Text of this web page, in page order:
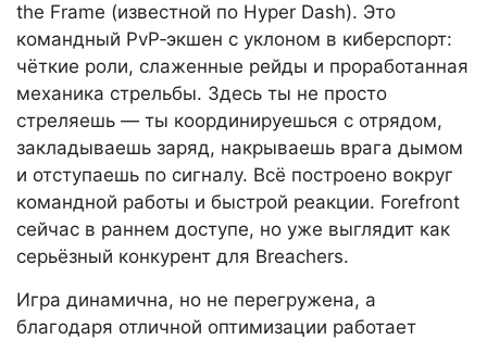
the Frame (известной по Hyper Dash). Это
командный PvP‑экшен с уклоном в киберспорт:
чёткие роли, слаженные рейды и проработанная
механика стрельбы. Здесь ты не просто
стреляешь — ты координируешься с отрядом,
закладываешь заряд, накрываешь врага дымом
и отступаешь по сигналу. Всё построено вокруг
командной работы и быстрой реакции. Forefront
сейчас в раннем доступе, но уже выглядит как
серьёзный конкурент для Breachers.
Игра динамична, но не перегружена, а
благодаря отличной оптимизации работает